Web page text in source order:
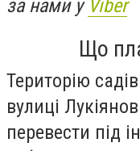
за нами у Viber
Що
Територію
вулиці
перевести під